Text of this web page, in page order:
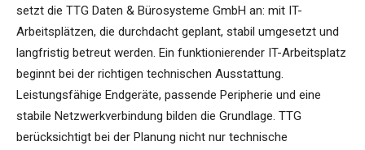
setzt die TTG Daten & Bürosysteme GmbH an: mit IT-
Arbeitsplätzen, die durchdacht geplant, stabil umgesetzt und
langfristig betreut werden. Ein funktionierender IT-Arbeitsplatz
beginnt bei der richtigen technischen Ausstattung.
Leistungsfähige Endgeräte, passende Peripherie und eine
stabile Netzwerkverbindung bilden die Grundlage. TTG
berücksichtigt bei der Planung nicht nur technische